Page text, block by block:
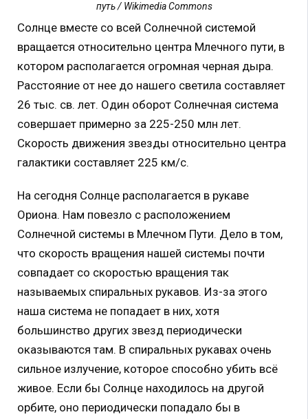
путь / Wikimedia Commons
Солнце вместе со всей Солнечной системой
вращается относительно центра Млечного пути, в
котором располагается огромная черная дыра.
Расстояние от нее до нашего светила составляет
26 тыс. св. лет. Один оборот Солнечная система
совершает примерно за 225-250 млн лет.
Скорость движения звезды относительно центра
галактики составляет 225 км/с.
На сегодня Солнце располагается в рукаве
Ориона. Нам повезло с расположением
Солнечной системы в Млечном Пути. Дело в том,
что скорость вращения нашей системы почти
совпадает со скоростью вращения так
называемых спиральных рукавов. Из-за этого
наша система не попадает в них, хотя
большинство других звезд периодически
оказываются там. В спиральных рукавах очень
сильное излучение, которое способно убить всё
живое. Если бы Солнце находилось на другой
орбите, оно периодически попадало бы в